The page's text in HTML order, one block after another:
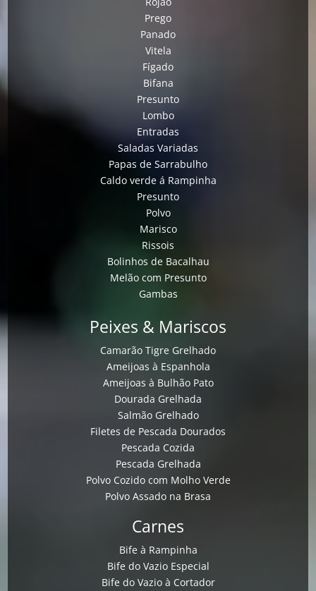
Prego
Panado
Vitela
Fígado
Bifana
Presunto
Lombo
Entradas
Saladas Variadas
Papas de Sarrabulho
Caldo verde á Rampinha
Presunto
Polvo
Marisco
Rissois
Bolinhos de Bacalhau
Melão com Presunto
Gambas
Peixes & Mariscos
Camarão Tigre Grelhado
Ameijoas à Espanhola
Ameijoas à Bulhão Pato
Dourada Grelhada
Salmão Grelhado
Filetes de Pescada Dourados
Pescada Cozida
Pescada Grelhada
Polvo Cozido com Molho Verde
Polvo Assado na Brasa
Carnes
Bife à Rampinha
Bife do Vazio Especial
Bife do Vazio à Cortador